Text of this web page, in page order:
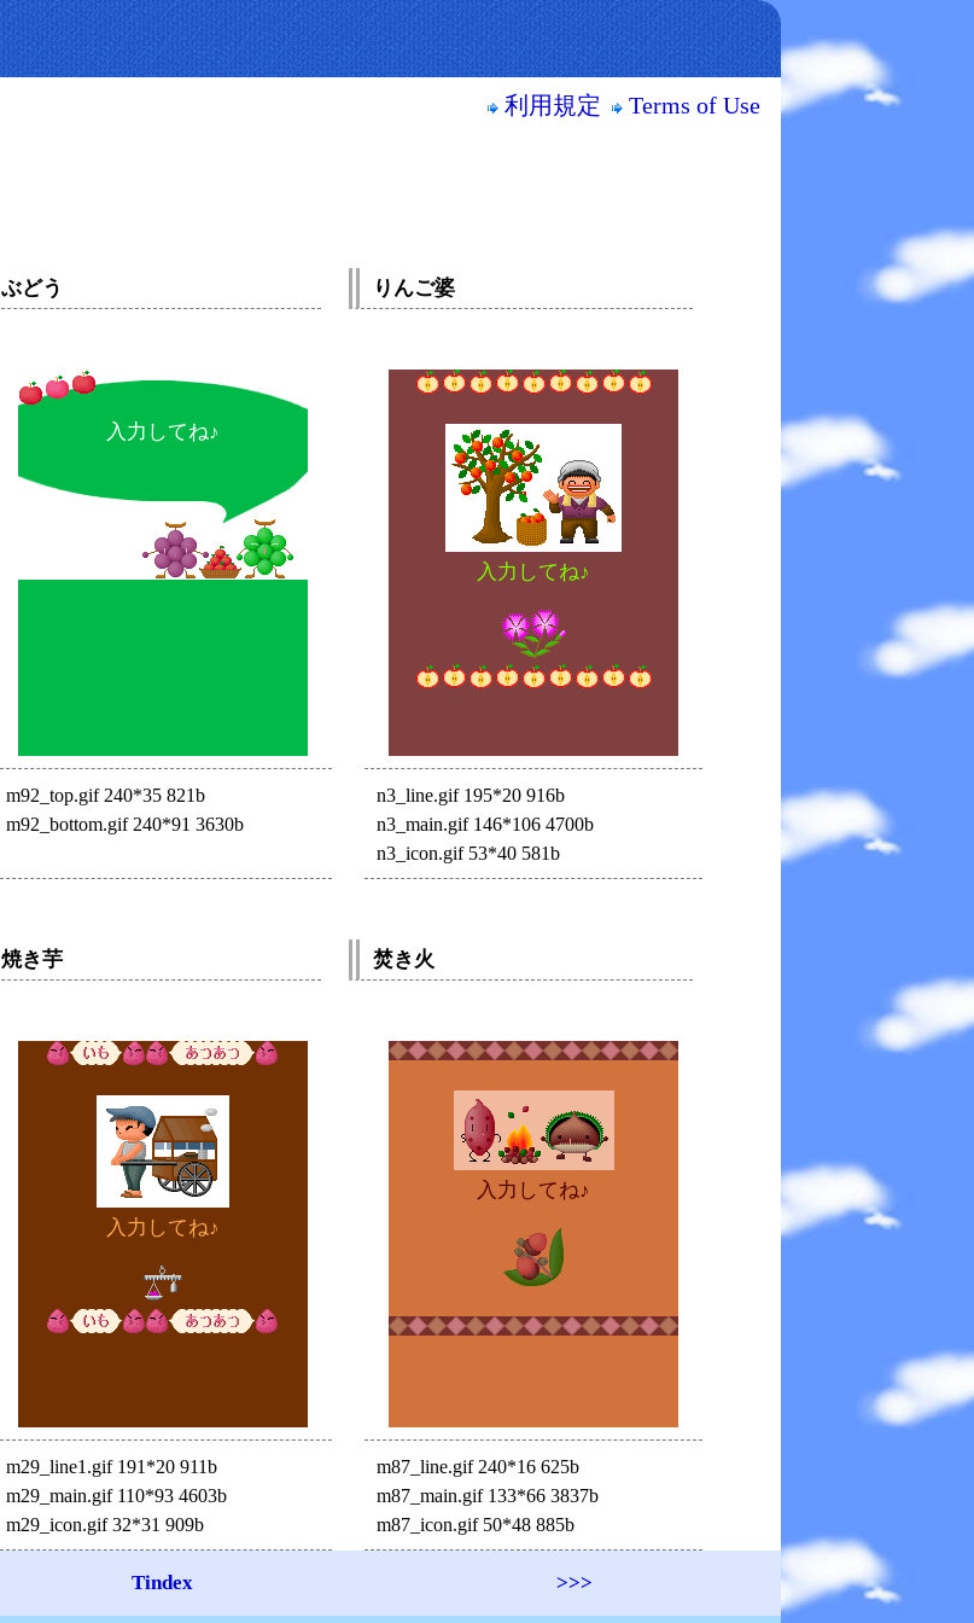
利用規定 Terms of Use
ぶどう
入力してね♪
m92_top.gif 240*35 821b
m92_bottom.gif 240*91 3630b
りんご婆
入力してね♪
n3_line.gif 195*20 916b
n3_main.gif 146*106 4700b
n3_icon.gif 53*40 581b
焼き芋
入力してね♪
m29_line1.gif 191*20 911b
m29_main.gif 110*93 4603b
m29_icon.gif 32*31 909b
焚き火
入力してね♪
m87_line.gif 240*16 625b
m87_main.gif 133*66 3837b
m87_icon.gif 50*48 885b
Tindex >>>